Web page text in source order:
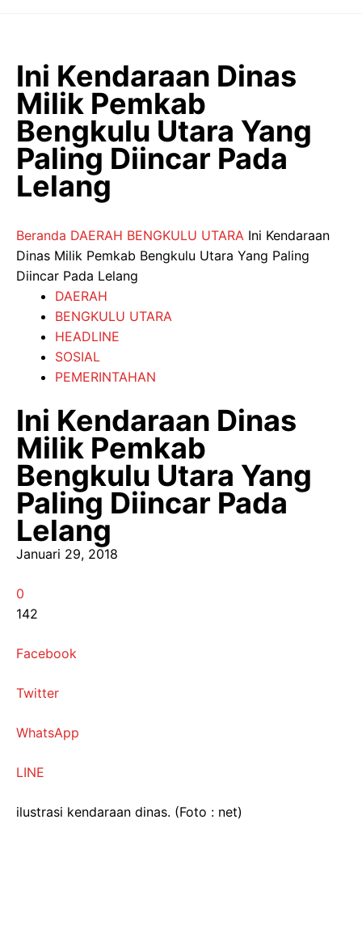
Ini Kendaraan Dinas
Milik Pemkab
Bengkulu Utara Yang
Paling Diincar Pada
Lelang
Beranda DAERAH BENGKULU UTARA Ini Kendaraan
Dinas Milik Pemkab Bengkulu Utara Yang Paling
Diincar Pada Lelang
DAERAH
BENGKULU UTARA
HEADLINE
SOSIAL
PEMERINTAHAN
Ini Kendaraan Dinas
Milik Pemkab
Bengkulu Utara Yang
Paling Diincar Pada
Lelang
Januari 29, 2018
0
142
Facebook
Twitter
WhatsApp
LINE
ilustrasi kendaraan dinas. (Foto : net)